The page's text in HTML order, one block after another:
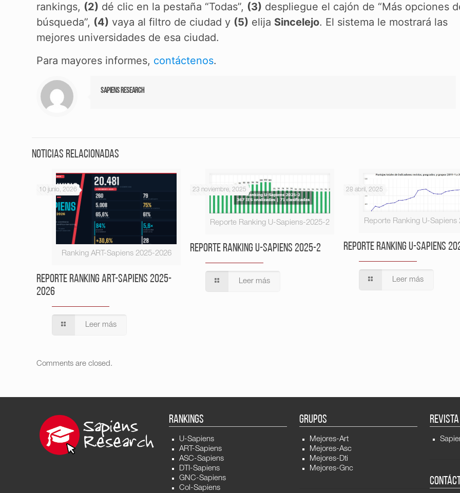
rankings, (2) dé clic en la pestaña “Todas”, (3) despliegue el cajón de “Más opciones
búsqueda”, (4) vaya al filtro de ciudad y (5) elija Sincelejo. El sistema le mostrará las
mejores universidades de esa ciudad.
Para mayores informes, contáctenos.
Sapiens Research
Noticias relacionadas
Ranking ART-Sapiens 2025-2026
10 junio, 2026
Reporte Ranking ART-Sapiens 2025-
2026
Leer más
Reporte Ranking U-Sapiens-2025-2
23 noviembre, 2025
Reporte Ranking U-Sapiens 2025-2
Leer más
Reporte Ranking U-Sapiens
28 abril, 2025
Reporte Ranking U-Sapiens
Leer más
Comments are closed.
RANKINGS
U-Sapiens
ART-Sapiens
ASC-Sapiens
DTI-Sapiens
GNC-Sapiens
Col-Sapiens
GRUPOS
Mejores-Art
Mejores-Asc
Mejores-Dti
Mejores-Gnc
REVISTA